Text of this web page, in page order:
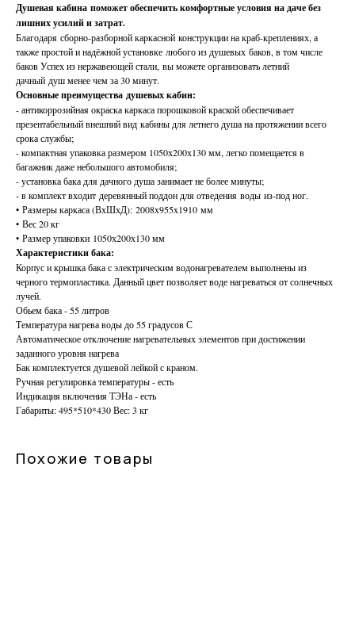
Душевая кабина поможет обеспечить комфортные условия на даче без
лишних усилий и затрат.
Благодаря сборно-разборной каркасной конструкции на краб-креплениях, а
также простой и надёжной установке любого из душевых баков, в том числе
баков Успех из нержавеющей стали, вы можете организовать летний
дачный душ менее чем за 30 минут.
Основные преимущества душевых кабин:
- антикоррозийная окраска каркаса порошковой краской обеспечивает
презентабельный внешний вид кабины для летнего душа на протяжении всего
срока службы;
- компактная упаковка размером 1050х200х130 мм, легко помещается в
багажник даже небольшого автомобиля;
- установка бака для дачного душа занимает не более минуты;
- в комплект входит деревянный поддон для отведения воды из-под ног.
• Размеры каркаса (ВхШхД): 2008x955x1910 мм
• Вес 20 кг
• Размер упаковки 1050х200х130 мм
Характеристики бака:
Корпус и крышка бака с электрическим водонагревателем выполнены из
черного термопластика. Данный цвет позволяет воде нагреваться от солнечных
лучей.
Обьем бака - 55 литров
Температура нагрева воды до 55 градусов С
Автоматическое отключение нагревательных элементов при достижении
заданного уровня нагрева
Бак комплектуется душевой лейкой с краном.
Ручная регулировка температуры - есть
Индикация включения ТЭНа - есть
Габариты: 495*510*430 Вес: 3 кг
Похожие товары